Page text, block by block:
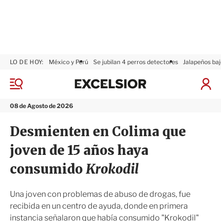
M
n
08 de Agosto de 2026
LO DE HOY: México y Perú Se jubilan 4 perros detectores Jalapeños
I
x
i
r
Desmienten en Colima que
joven de 15 años haya
consumido Krokodil
Una joven con problemas de abuso de drogas, fue
recibida en un centro de ayuda, donde en primera
instancia señalaron que había consumido "Krokodil"